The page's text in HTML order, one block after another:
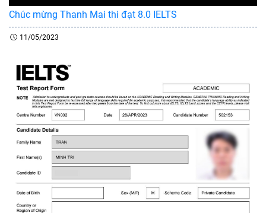
Chúc mừng Thanh Mai thi đạt 8.0 IELTS
11/05/2023